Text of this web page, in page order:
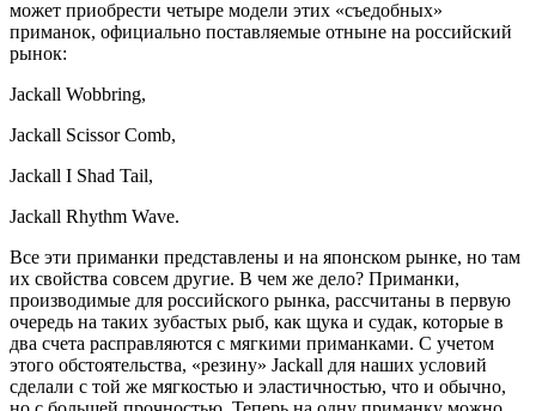
может приобрести четыре модели этих «съедобных»
приманок, официально поставляемые отныне на российский
рынок:
Jackall Wobbring,
Jackall Scissor Comb,
Jackall I Shad Tail,
Jackall Rhythm Wave.
Все эти приманки представлены и на японском рынке, но там
их свойства совсем другие. В чем же дело? Приманки,
производимые для российского рынка, рассчитаны в первую
очередь на таких зубастых рыб, как щука и судак, которые в
два счета расправляются с мягкими приманками. С учетом
этого обстоятельства, «резину» Jackall для наших условий
сделали с той же мягкостью и эластичностью, что и обычно,